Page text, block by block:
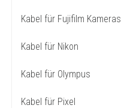
Kabel für Fujifilm Kameras
Kabel für Nikon
Kabel für Olympus
Kabel für Pixel